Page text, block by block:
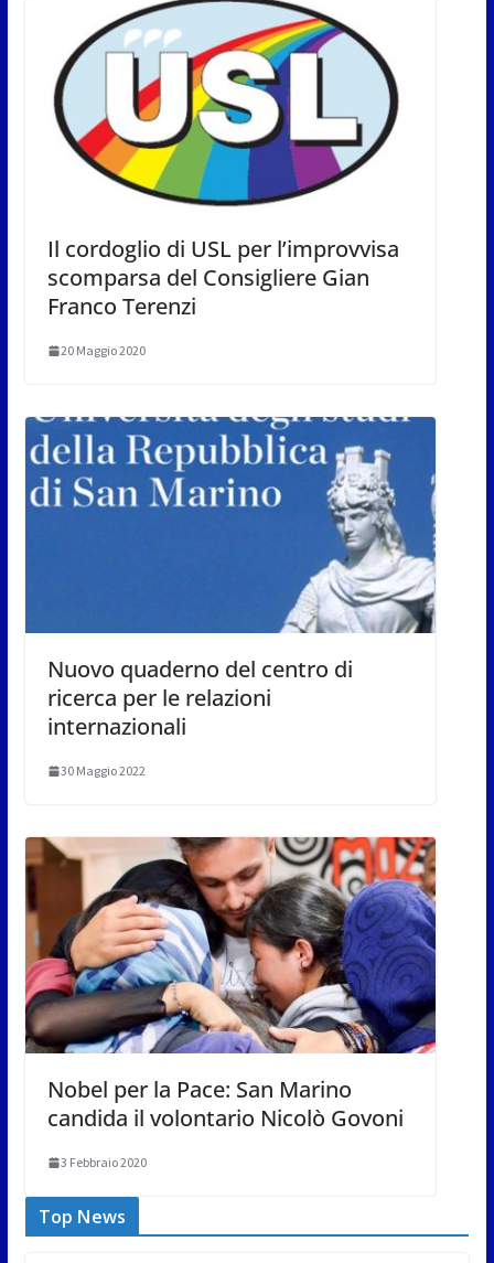
Il cordoglio di USL per l’improvvisa
scomparsa del Consigliere Gian
Franco Terenzi
20 Maggio 2020
Nuovo quaderno del centro di
ricerca per le relazioni
internazionali
30 Maggio 2022
Nobel per la Pace: San Marino
candida il volontario Nicolò Govoni
3 Febbraio 2020
Top News